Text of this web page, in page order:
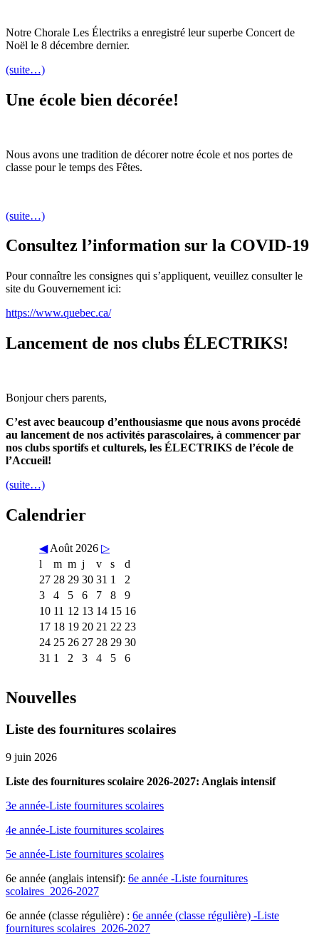
Notre Chorale Les Électriks a enregistré leur superbe Concert de
Noël le 8 décembre dernier.
(suite…)
Une école bien décorée!
Nous avons une tradition de décorer notre école et nos portes de
classe pour le temps des Fêtes.
(suite…)
Consultez l’information sur la COVID-19
Pour connaître les consignes qui s’appliquent, veuillez consulter le
site du Gouvernement ici:
https://www.quebec.ca/
Lancement de nos clubs ÉLECTRIKS!
Bonjour chers parents,
C’est avec beaucoup d’enthousiasme que nous avons procédé
au lancement de nos activités parascolaires, à commencer par
nos clubs sportifs et culturels, les ÉLECTRIKS de l’école de
l’Accueil!
(suite…)
Calendrier
◀ Août 2026 ▷
l
m m j v s
d
27 28 29 30 31 1
2
3
4 5 6 7 8
9
10 11 12 13 14 15 16
17 18 19 20 21 22 23
24 25 26 27 28 29 30
31 1 2 3 4 5 6
Nouvelles
Liste des fournitures scolaires
9 juin 2026
Liste des fournitures scolaire 2026-2027: Anglais intensif
3e année-Liste fournitures scolaires
4e année-Liste fournitures scolaires
5e année-Liste fournitures scolaires
6e année (anglais intensif): 6e année -Liste fournitures
scolaires_2026-2027
6e année (classe régulière) : 6e année (classe régulière) -Liste
fournitures scolaires_2026-2027